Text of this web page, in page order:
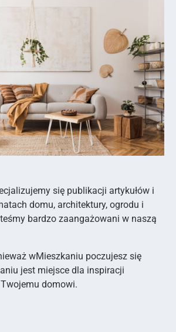
się publikacji artykułów i
domu, architektury, ogrodu i
bardzo zaangażowani w naszą
wMieszkaniu poczujesz się
jest miejsce dla inspiracji
domowi.